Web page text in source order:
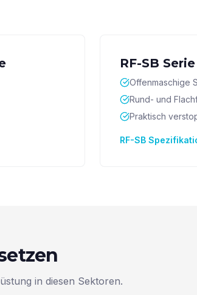
RF-SB
Offenmaschige
Rund- und
Praktisch
RF-SB
in diesen Sektoren.